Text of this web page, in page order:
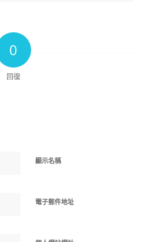
0
回復
顯示名稱
電子郵件地址